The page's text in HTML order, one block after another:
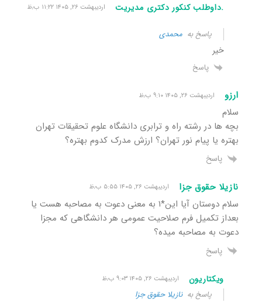
.داوطلب کنکور دکتری مدیریت اردیبهشت ۲۶, ۱۴۰۵ ۱۱:۲۲ ب٫ظ
پاسخ به محمدی
خیر
پاسخ
ارزو اردیبهشت ۲۶, ۱۴۰۵ ۹:۱۰ ب٫ظ
سلام
بچه ها در رشته راه و ترابری دانشگاه علوم تحقیقات تهران
بهتره یا پیام نور تهران؟ ارزش مدرک کدوم بهتره؟
پاسخ
نازیلا حقوق جزا اردیبهشت ۲۶, ۱۴۰۵ ۵:۵۵ ب٫ظ
سلام دوستان آیا این*۱ به معنی دعوت به مصاحبه هست یا
بعداز تکمیل فرم صلاحیت عمومی هر دانشگاهی که مجزا
دعوت به مصاحبه میده؟
پاسخ
ویکتاریون اردیبهشت ۲۶, ۱۴۰۵ ۹:۰۳ ب٫ظ
پاسخ بهنازیلا حقوق جزا